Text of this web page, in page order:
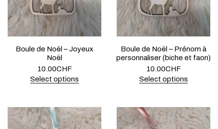
Boule de Noël – Joyeux
Noël
10.00CHF
Select options
Boule de Noël – Prénom à
personnaliser (biche et faon)
10.00CHF
Select options